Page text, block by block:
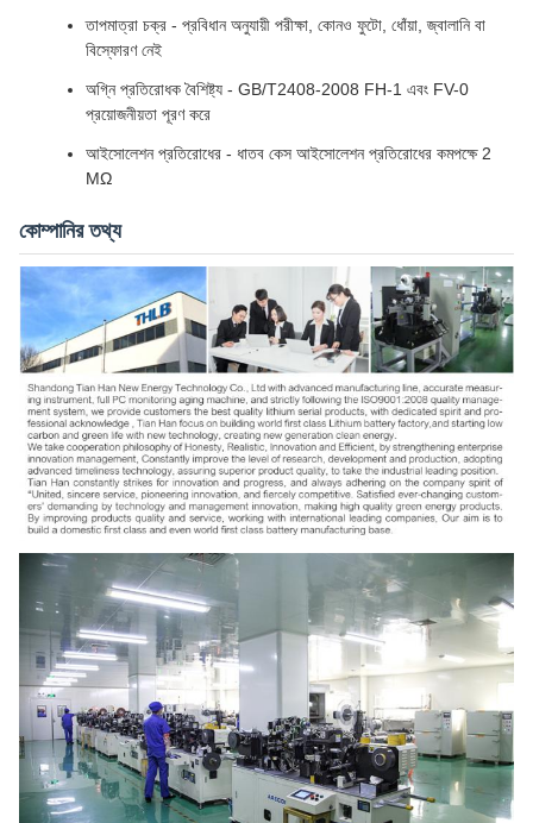
তাপমাত্রা চক্র - প্রবিধান অনুযায়ী পরীক্ষা, কোনও ফুটো, ধোঁয়া, জ্বালানি বা
বিস্ফোরণ নেই
অগ্নি প্রতিরোধক বৈশিষ্ট্য - GB/T2408-2008 FH-1 এবং FV-0
প্রয়োজনীয়তা পূরণ করে
আইসোলেশন প্রতিরোধের - ধাতব কেস আইসোলেশন প্রতিরোধের কমপক্ষে 2
MΩ
কোম্পানির তথ্য